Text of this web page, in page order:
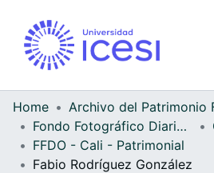
Home
Fondo Fotográfico Diario Occidente
FFDO - Cali - Patrimonial
Fabio Rodríguez González